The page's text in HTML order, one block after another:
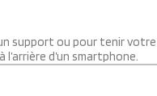
support ou pour tenir votre
d’un smartphone.